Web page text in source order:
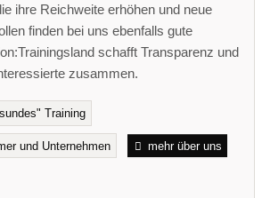
ihre Reichweite erhöhen und neue
finden bei uns ebenfalls gute
schafft Transparenz und
zusammen.
Training
und Unternehmen mehr über uns